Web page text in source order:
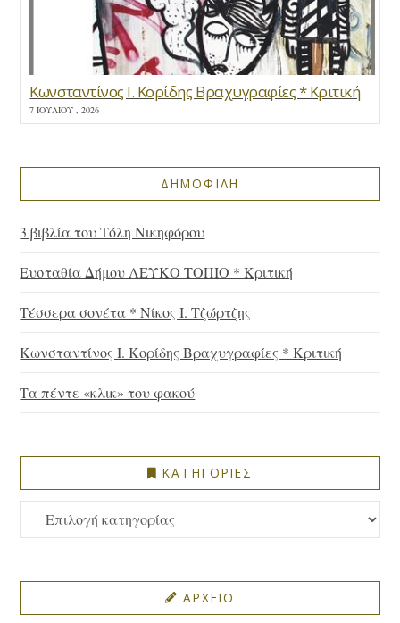
Κωνσταντίνος Ι. Κορίδης Βραχυγραφίες * Κριτική
7 ΙΟΥΛΊΟΥ , 2026
ΔΗΜΟΦΙΛΗ
3 βιβλία του Τόλη Νικηφόρου
Ευσταθία Δήμου ΛΕΥΚΟ ΤΟΠΙΟ * Κριτική
Τέσσερα σονέτα * Νίκος Ι. Τζώρτζης
Κωνσταντίνος Ι. Κορίδης Βραχυγραφίες * Κριτική
Τα πέντε «κλικ» του φακού
ΚΑΤΗΓΟΡΙΕΣ
ΚΑΤΗΓΟΡΙΕΣ
ΑΡΧΕΙΟ